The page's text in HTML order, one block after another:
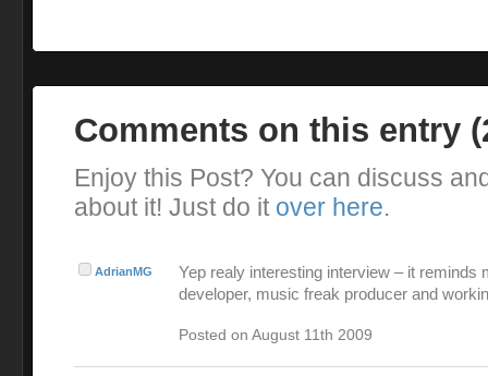
Comments on this entry
Enjoy this Post? You can discuss
about it! Just do it over here.
AdrianMG
Yep realy interesting interview – it reminds
developer, music freak producer and
Posted on August 11th 2009